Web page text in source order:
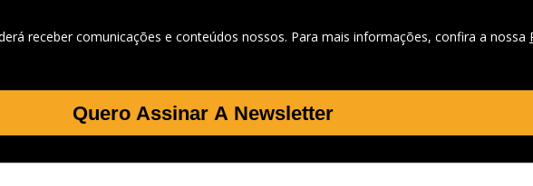
receber comunicações e conteúdos nossos. Para mais informações, confira a nossa
Quero Assinar A Newsletter